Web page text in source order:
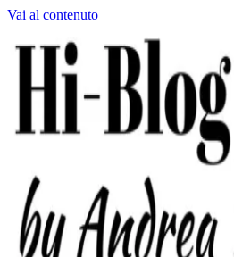
Vai al contenuto